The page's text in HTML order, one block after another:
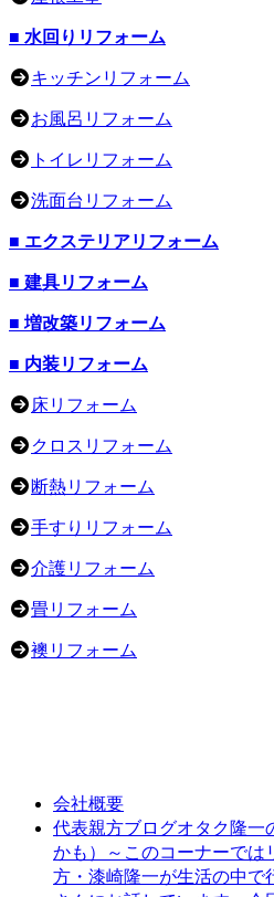
■ 水回りリフォーム
キッチンリフォーム
お風呂リフォーム
トイレリフォーム
洗面台リフォーム
■ エクステリアリフォーム
■ 建具リフォーム
■ 増改築リフォーム
■ 内装リフォーム
床リフォーム
クロスリフォーム
断熱リフォーム
手すりリフォーム
介護リフォーム
畳リフォーム
襖リフォーム
会社概要
代表親方ブログオタク隆一
かも）～このコーナーでは
方・漆崎隆一が生活の中で